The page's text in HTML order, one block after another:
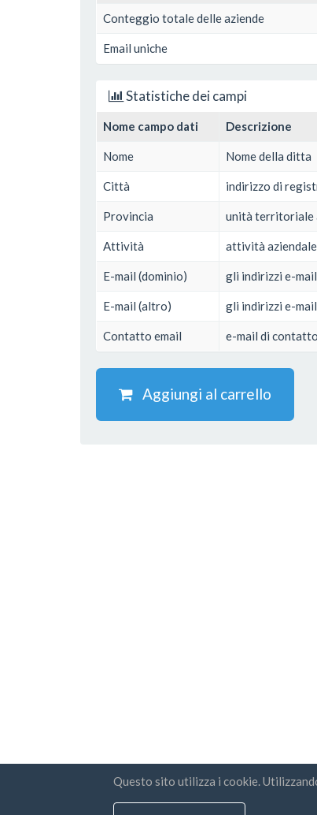
Conteggio totale delle aziende
Email uniche
Statistiche dei campi
Nome campo dati Descrizione
Nome Nome della ditta
Città indirizzo di
Provincia unità territoriale
Attività attività aziendale
E-mail (dominio) gli indirizzi e-
E-mail (altro) gli indirizzi e-
Contatto email e-mail di
Aggiungi al carrello
Questo sito utilizza i cookie.